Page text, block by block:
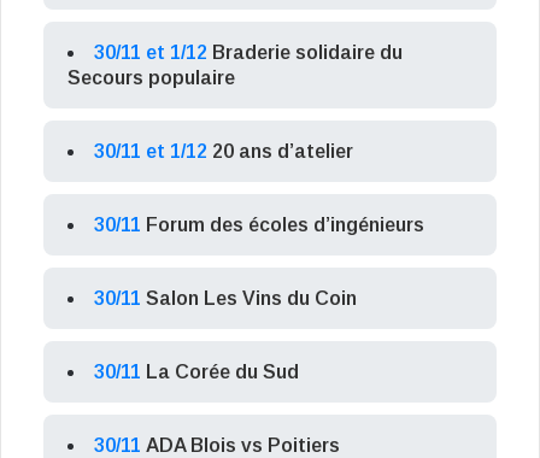
30/11 et 1/12 Braderie solidaire du
Secours populaire
30/11 et 1/12 20 ans d’atelier
30/11 Forum des écoles d’ingénieurs
30/11 Salon Les Vins du Coin
30/11 La Corée du Sud
30/11 ADA Blois vs Poitiers